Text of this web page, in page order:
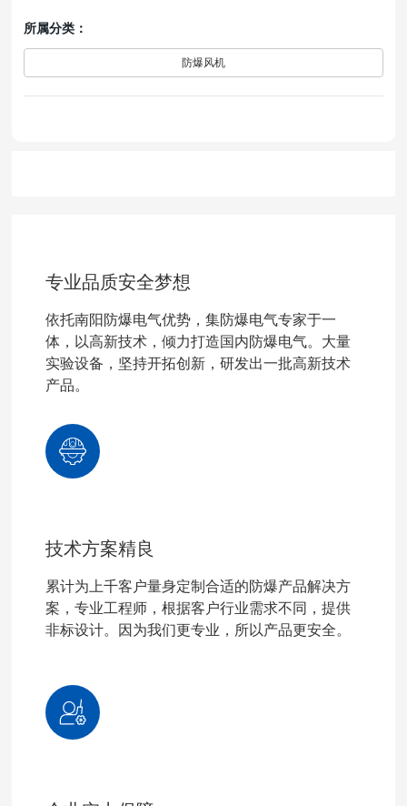
专业品质安全梦想
依托南阳防爆电气优势，集防爆电气专家于一
体，以高新技术，倾力打造国内防爆电气。大量
实验设备，坚持开拓创新，研发出一批高新技术
产品。
技术方案精良
累计为上千客户量身定制合适的防爆产品解决方
案，专业工程师，根据客户行业需求不同，提供
非标设计。因为我们更专业，所以产品更安全。
所属分类：
防爆风机